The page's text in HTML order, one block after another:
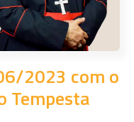
2023 com o
Tempesta